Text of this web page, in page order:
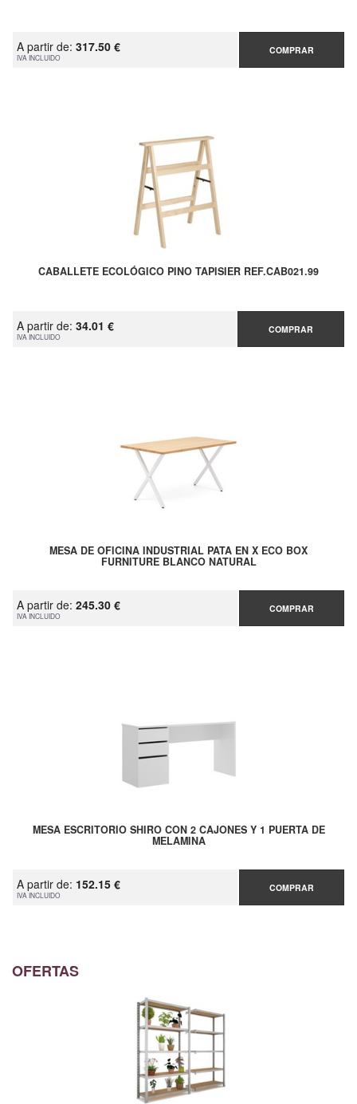
A partir de: 317.50 €
IVA INCLUIDO
COMPRAR
CABALLETE ECOLÓGICO PINO TAPISIER REF.CAB021.99
A partir de: 34.01 €
IVA INCLUIDO
COMPRAR
MESA DE OFICINA INDUSTRIAL PATA EN X ECO BOX
FURNITURE BLANCO NATURAL
A partir de: 245.30 €
IVA INCLUIDO
COMPRAR
MESA ESCRITORIO SHIRO CON 2 CAJONES Y 1 PUERTA DE
MELAMINA
A partir de: 152.15 €
IVA INCLUIDO
COMPRAR
OFERTAS